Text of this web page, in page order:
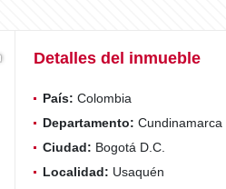
Detalles del inmueble
País: Colombia
Departamento: Cundinamarca
Ciudad: Bogotá D.C.
Localidad: Usaquén